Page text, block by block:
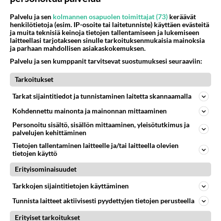
07.08.2026 07:39 Maailman menoa
Iäkäs Jämsäläinen mies kuoli poliisiautoon matkalla Jyväskylän putkaan
Iäkäs vanhus humalassa niin huonossa kunnossa, ettei pystynyt huolehtimaan itsestään niin ainoa apu sillä hetkellä oli
07.08.2026 12:07
Jämsä
43
Olen luovuttanut
07.08.2026 15:03
Ikävä
33
553
En välitä sinusta yhtään
07.08.2026 17:14
Ikävä
32
518
07.08.2026 07:20
5
513
Hyvä ihminen
Koetko olevasi hyvä ihminen ja kohteletko toisia arvostavasti?
Ikävä
75
457
Palvelu ja sen kolmannen osapuolen toimittajat (73) keräävät
henkilötietoja (esim. IP-osoite tai laitetunniste) käyttäen evästeitä
ja muita teknisiä keinoja tietojen tallentamiseen ja lukemiseen
laitteellasi tarjotakseen sinulle tarkoituksenmukaisia mainoksia
ja parhaan mahdollisen asiakaskokemuksen.
Palvelu ja sen kumppanit tarvitsevat suostumuksesi seuraaviin:
Tarkoitukset
Tarkat sijaintitiedot ja tunnistaminen laitetta skannaamalla
Kohdennettu mainonta ja mainonnan mittaaminen
Personoitu sisältö, sisällön mittaaminen, yleisötutkimus ja
palvelujen kehittäminen
Tietojen tallentaminen laitteelle ja/tai laitteella olevien
tietojen käyttö
Erityisominaisuudet
Tarkkojen sijaintitietojen käyttäminen
Tunnista laitteet aktiivisesti pyydettyjen tietojen perusteella
Erityiset tarkoitukset